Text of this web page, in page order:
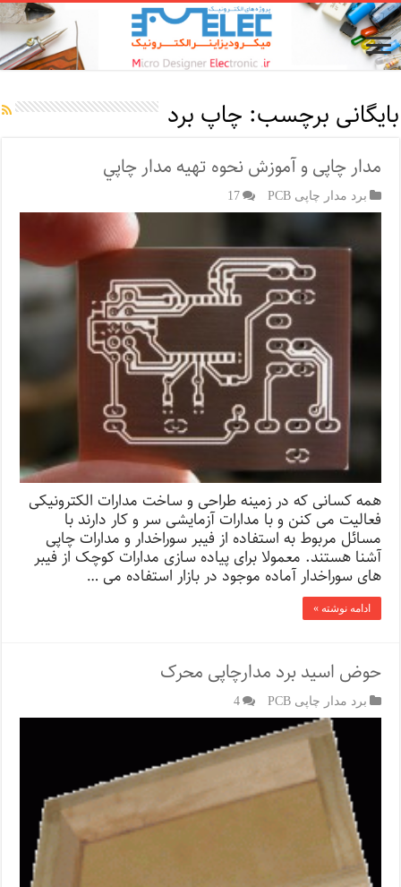
بایگانی برچسب: چاپ برد
مدار چاپی و آموزش نحوه تهیه مدار چاپي
برد مدار چاپی PCB 17
همه کسانی که در زمینه طراحی و ساخت مدارات الکترونیکی
فعالیت می کنن و با مدارات آزمایشی سر و کار دارند با
مسائل مربوط به استفاده از فیبر سوراخدار و مدارات چاپی
آشنا هستند. معمولا برای پیاده سازی مدارات کوچک از فیبر
های سوراخدار آماده موجود در بازار استفاده می …
ادامه نوشته »
حوض اسید برد مدارچاپی محرک
برد مدار چاپی PCB 4